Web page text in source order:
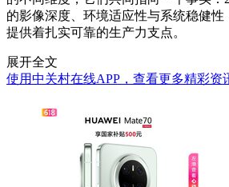
的影像深度、环境适应性与系统稳健
提供着扎实可靠的生产力支点。
展开全文
使用中关村在线APP，查看更多精彩资